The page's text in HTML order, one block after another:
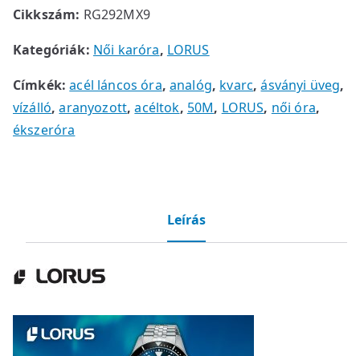
Cikkszám: RG292MX9
Kategóriák: Női karóra, LORUS
Címkék:acél láncos óra,analóg, kvarc,ásványi üveg,
vízálló,aranyozott,acéltok, 50M, LORUS, női óra,
ékszeróra
Leírás